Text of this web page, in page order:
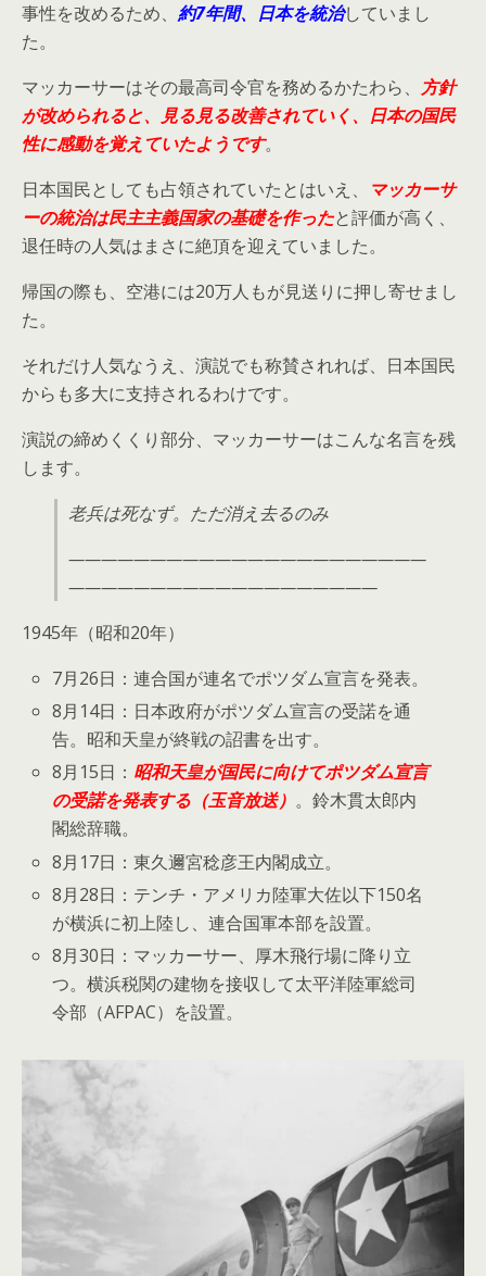
事性を改めるため、 約7年間、日本を統治していまし
た。
マッカーサーはその最高司令官を務めるかたわら、 方針
が改められると、見る見る改善されていく、日本の国民
性に感動を覚えていたようです。
日本国民としても占領されていたとはいえ、
マッカーサ
ーの統治は民主主義国家の基礎を作ったと評価が高く、
退任時の人気はまさに絶頂を迎えていました。
帰国の際も、空港には20万人もが見送りに押し寄せまし
た。
それだけ人気なうえ、演説でも称賛されれば、日本国民
からも多大に支持されるわけです。
演説の締めくくり部分、マッカーサーはこんな名言を残
します。
老兵は死なず。ただ消え去るのみ
——————————————————————
———————————————————
1945年（昭和20年）
7月26日：連合国が連名でポツダム宣言を発表。
8月14日：日本政府がポツダム宣言の受諾を通
告。昭和天皇が終戦の詔書を出す。
8月15日： 昭和天皇が国民に向けてポツダム宣言
の受諾を発表する（玉音放送） 。鈴木貫太郎内
閣総辞職。
8月17日：東久邇宮稔彦王内閣成立。
8月28日：テンチ・アメリカ陸軍大佐以下150名
が横浜に初上陸し、連合国軍本部を設置。
8月30日：マッカーサー、厚木飛行場に降り立
つ。横浜税関の建物を接収して太平洋陸軍総司
令部（AFPAC）を設置。